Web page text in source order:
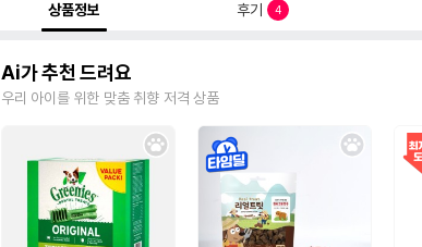
상품정보 후기 4
Ai가 추천 드려요
우리 아이를 위한 맞춤 취향 저격 상품